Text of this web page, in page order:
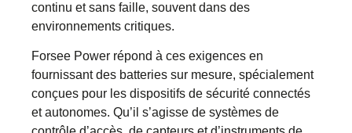
continu et sans faille, souvent dans des
environnements critiques.
Forsee Power répond à ces exigences en
fournissant des batteries sur mesure, spécialement
conçues pour les dispositifs de sécurité connectés
et autonomes. Qu’il s’agisse de systèmes de